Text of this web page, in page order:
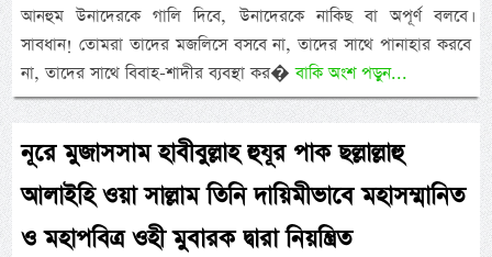
আনহুম উনাদেরকে গালি দিবে, উনাদেরকে নাকিছ বা অপূর্ণ বলবে।
সাবধান! তোমরা তাদের মজলিসে বসবে না, তাদের সাথে পানাহার করবে
না, তাদের সাথে বিবাহ-শাদীর ব্যবস্থা কর�বাকি অংশ পড়ুন...
নূরে মুজাসসাম হাবীবুল্লাহ হুযূর পাক ছল্লাল্লাহু
আলাইহি ওয়া সাল্লাম তিনি দায়িমীভাবে মহাসম্মানিত
ও মহাপবিত্র ওহী মুবারক দ্বারা নিয়ন্ত্রিত